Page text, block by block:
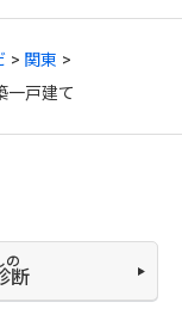
関東
一戸建て
の
断